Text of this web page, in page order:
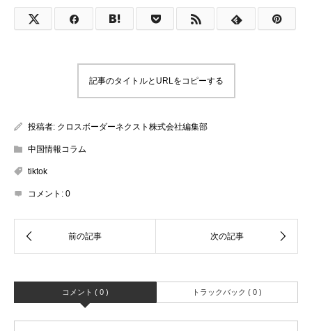
記事のタイトルとURLをコピーする
投稿者: クロスボーダーネクスト株式会社編集部
中国情報コラム
tiktok
コメント: 0
コメント ( 0 ) トラックバック ( 0 )